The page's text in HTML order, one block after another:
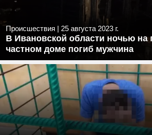
Происшествия | 25 августа 2023 г.
В Ивановской области ночью на
частном доме погиб мужчина